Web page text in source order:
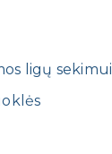
ligų sekimui